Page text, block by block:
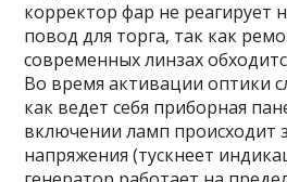
корректор фар не реагирует
повод для торга, так как
современных линзах
Во время активации оптики
как ведет себя приборная
включении ламп происходит
напряжения (тускнеет